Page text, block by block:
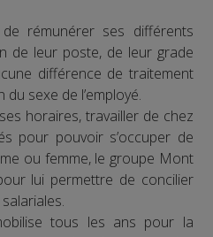
rémunérer ses différents
de leur poste, de leur grade
différence de traitement
sexe de l’employé.
horaires, travailler de chez
pour pouvoir s’occuper de
ou femme, le groupe Mont
lui permettre de concilier
tous les ans pour la